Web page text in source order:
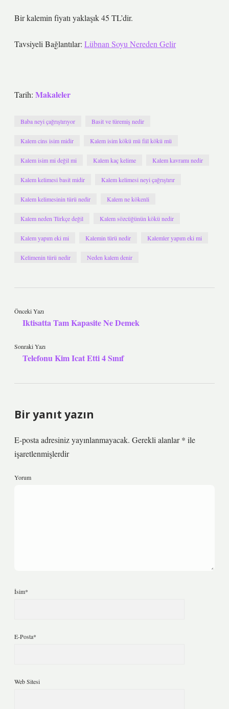
Bir kalemin fiyatı yaklaşık 45 TL’dir.
Tavsiyeli Bağlantılar: Lübnan Soyu Nereden Gelir
Tarih: Makaleler
Baba neyi çağrıştırıyor Basit ve türemiş nedir
Kalem cins isim midir Kalem isim kökü mü fiil kökü mü
Kalem isim mi değil mi Kalem kaç kelime Kalem kavramı nedir
Kalem kelimesi basit midir Kalem kelimesi neyi çağrıştırır
Kalem kelimesinin türü nedir Kalem ne kökenli
Kalem neden Türkçe değil Kalem sözcüğünün kökü nedir
Kalem yapım eki mi Kalemin türü nedir Kalemler yapım eki mi
Kelimenin türü nedir Neden kalem denir
Önceki Yazı
Iktisatta Tam Kapasite Ne Demek
Sonraki Yazı
Telefonu Kim Icat Etti 4 Sınıf
Bir yanıt yazın
E-posta adresiniz yayınlanmayacak. Gerekli alanlar* ile
işaretlenmişlerdir
Yorum
İsim*
E-Posta*
Web Sitesi